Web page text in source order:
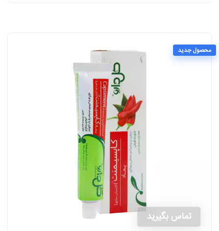
محصول جدید
تماس بگیرید